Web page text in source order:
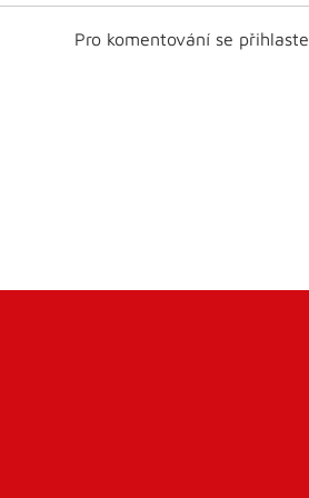
Pro komentování se přihlaste